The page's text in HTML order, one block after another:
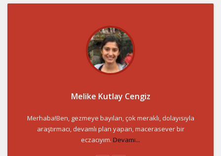
Melike Kutlay Cengiz
Merhaba!Ben, gezmeye bayılan, çok meraklı, dolayısıyla
araştırmacı, devamlı plan yapan, macerasever bir
eczacıyım. Devamı...